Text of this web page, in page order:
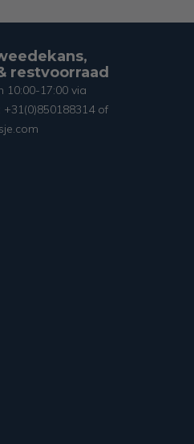
restvoorraad
10:00-17:00 via
of